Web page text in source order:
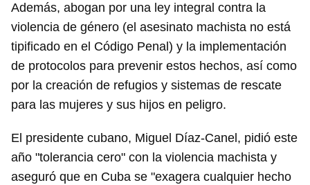
Además, abogan por una ley integral contra la
violencia de género (el asesinato machista no está
tipificado en el Código Penal) y la implementación
de protocolos para prevenir estos hechos, así como
por la creación de refugios y sistemas de rescate
para las mujeres y sus hijos en peligro.
El presidente cubano, Miguel Díaz-Canel, pidió este
año "tolerancia cero" con la violencia machista y
aseguró que en Cuba se "exagera cualquier hecho